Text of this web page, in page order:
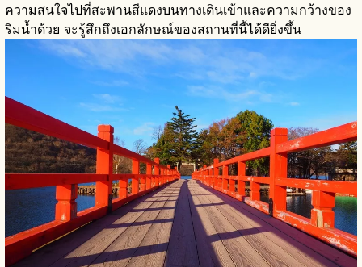
ความสนใจไปที่สะพานสีแดงบนทางเดินเข้าและความกว้างของ
ริมน้ำด้วย จะรู้สึกถึงเอกลักษณ์ของสถานที่นี้ได้ดียิ่งขึ้น